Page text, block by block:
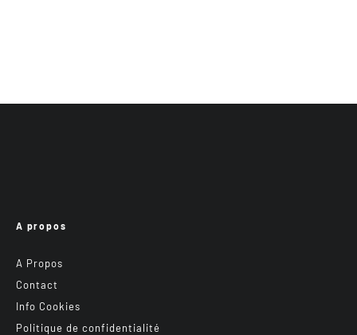
A propos
A Propos
Contact
Info Cookies
Politique de confidentialité